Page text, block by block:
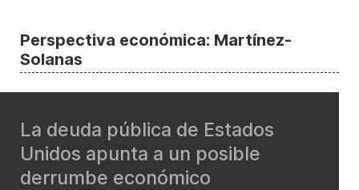
Perspectiva económica: Martínez-
Solanas
La deuda pública de Estados
Unidos apunta a un posible
derrumbe económico